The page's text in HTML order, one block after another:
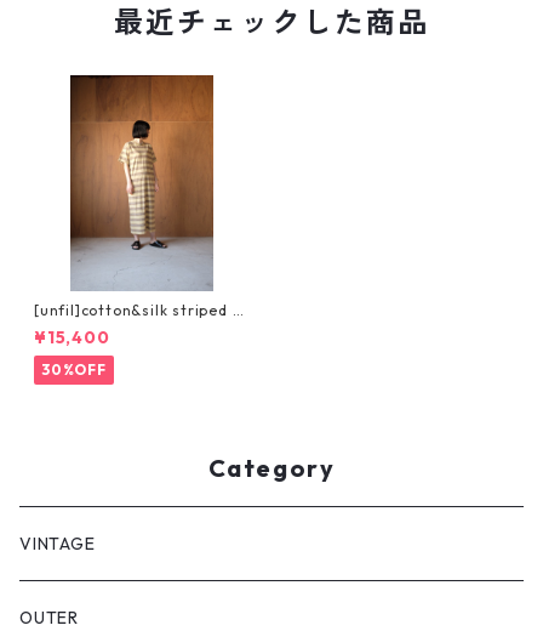
最近チェックした商品
[unfil]cotton&silk striped T-
dress
¥15,400
30%OFF
Category
VINTAGE
OUTER